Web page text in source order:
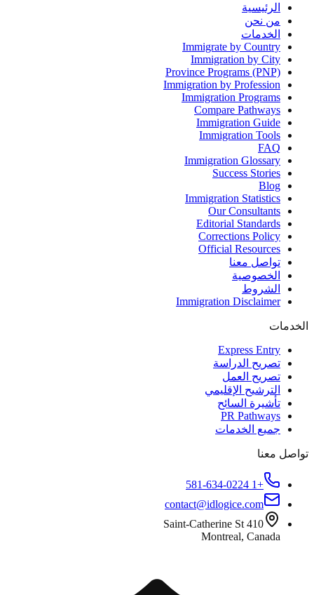
الرئيسية
من نحن
الخدمات
Immigrate by Country
Immigration by City
Province Programs (PNP)
Immigration by Profession
Immigration Programs
Compare Pathways
Immigration Guide
Immigration Tools
FAQ
Immigration Glossary
Success Stories
Blog
Immigration Statistics
Our Consultants
Editorial Standards
Corrections Policy
Official Resources
تواصل معنا
الخصوصية
الشروط
Immigration Disclaimer
الخدمات
Express Entry
تصريح الدراسة
تصريح العمل
الترشيح الإقليمي
تأشيرة السائح
PR Pathways
جميع الخدمات
تواصل معنا
+1 581-634-0224
contact@idlogice.com
410 Saint-Catherine St
Montreal, Canada